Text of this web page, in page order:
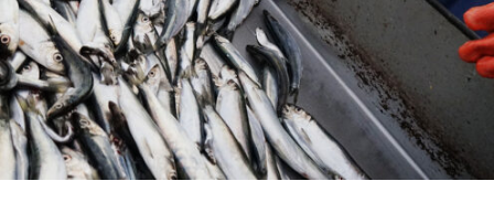
Укрепление духовно-нравственных ценностей
События в России и мире